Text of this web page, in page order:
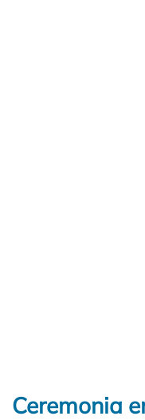
Ceremonia